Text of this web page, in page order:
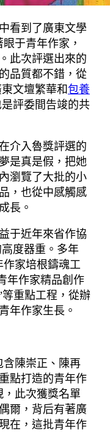
看到了廣東文學
于青年作家，
此次評選出來的
品質都不錯，從
文壇繁華和包養
評委間告竣的共
介入魯獎評選的
是真是假，把她
瀏覽了大批的小
，也從中感觸感
長。
于近年來省作協
度器重。多年
作家培根鑄魂工
年作家精品創作
等重點工程，從辦
年作家生長。
含陳崇正、陳再
點打造的青年作
，此次獲獎名單
爾，背后有著廣
在，這批青年作